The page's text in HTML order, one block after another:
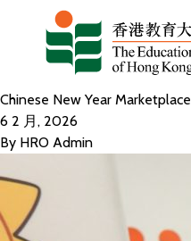
跳至主要內容
Chinese New Year Marketplace
6 2 月, 2026
By HRO Admin